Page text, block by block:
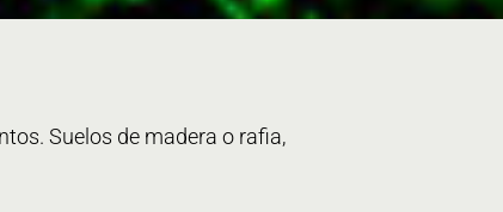
Suelos de madera o rafia,